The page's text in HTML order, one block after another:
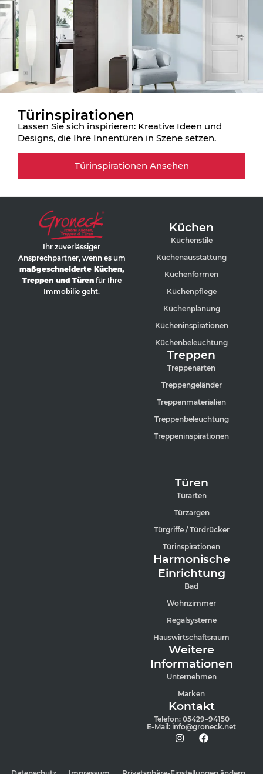
Türinspirationen
Lassen Sie sich inspirieren: Kreative Ideen und
Designs, die Ihre Innentüren in Szene setzen.
Türinspirationen Ansehen
Ihr zuverlässiger
Ansprechpartner, wenn es um
maßgeschneiderte Küchen,
Treppen und Türenfür Ihre
Immobilie geht.
Küchen
Küchenstile
Küchenausstattung
Küchenformen
Küchenpflege
Küchenplanung
Kücheninspirationen
Küchenbeleuchtung
Treppen
Treppenarten
Treppengeländer
Treppenmaterialien
Treppenbeleuchtung
Treppeninspirationen
Türen
Türarten
Türzargen
Türgriffe / Türdrücker
Türinspirationen
Harmonische
Einrichtung
Bad
Wohnzimmer
Regalsysteme
Hauswirtschaftsraum
Weitere
Informationen
Unternehmen
Marken
Kontakt
Telefon: 05429–94150
E-Mail: info@groneck.net